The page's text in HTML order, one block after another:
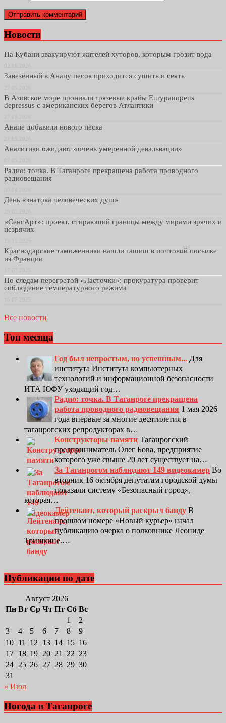
Новости
На Кубани эвакуируют жителей хуторов, которым грозит вода
Завезённый в Анапу песок приходится сушить и сеять
В Азовское море проникли грязевые крабы Eurypanopeus
depressus с американских берегов Атлантики
Анапе добавили нового песка
Аналитики ожидают «очень умеренной девальвации»
Радио: точка. В Таганроге прекращена работа проводного
радиовещания
День «знатока человеческих душ»
«СенсАрт»: проект, стирающий границы между мирами зрячих и
незрячих
Краснодарские таможенники нашли гашиш в почтовой посылке
из Франции
По следам перегретой «Ласточки»: прокуратура проверит
соблюдение температурного режима
Все новости
Топ месяца
Год был непростым, но успешным... Для
института Института компьютерных
технологий и информационной безопасности
ИТА ЮФУ уходящий год…
Радио: точка. В Таганроге прекращена
работа проводного радиовещания 1 мая 2026
года впервые за многие десятилетия в
таганрогских репродукторах в…
Конструкторы памяти Таганрогский
предприниматель Олег Бова, предприятие
которого уже свыше 20 лет существует на…
За Таганрогом наблюдают 149 видеокамер Во
вторник 16 октября депутатам городской думы
показали систему «Безопасный город»,
которая…
Лейтенант, который раскрыл банду В
прошлом номере «Новый курьер» начал
публикацию очерка о полковнике Леониде
Тришкине.…
Публикации по дате
Август 2026
Пн Вт Ср Чт Пт Сб Вс
1
2
3
4 5 6 7 8
9
10 11 12 13 14 15 16
17 18 19 20 21 22 23
24 25 26 27 28 29 30
31
« Июл
Погода в Таганроге